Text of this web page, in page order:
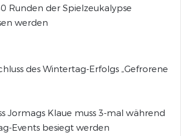
Runden der Spielzeukalypse
werden
des Wintertag-Erfolgs „Gefrorene
Jormags Klaue muss 3-mal während
Events besiegt werden